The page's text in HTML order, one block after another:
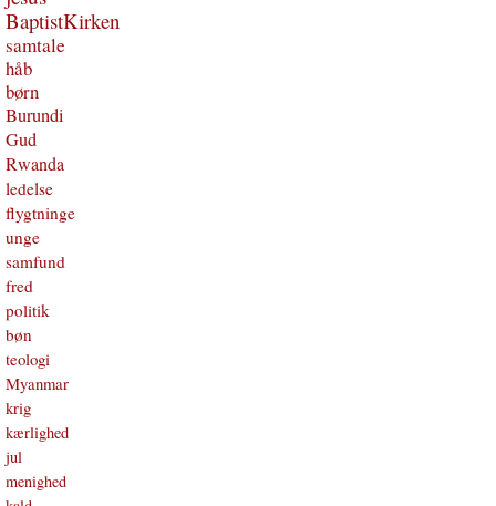
BaptistKirken
samtale
håb
børn
Burundi
Gud
Rwanda
ledelse
flygtninge
unge
samfund
fred
politik
bøn
teologi
Myanmar
krig
kærlighed
jul
menighed